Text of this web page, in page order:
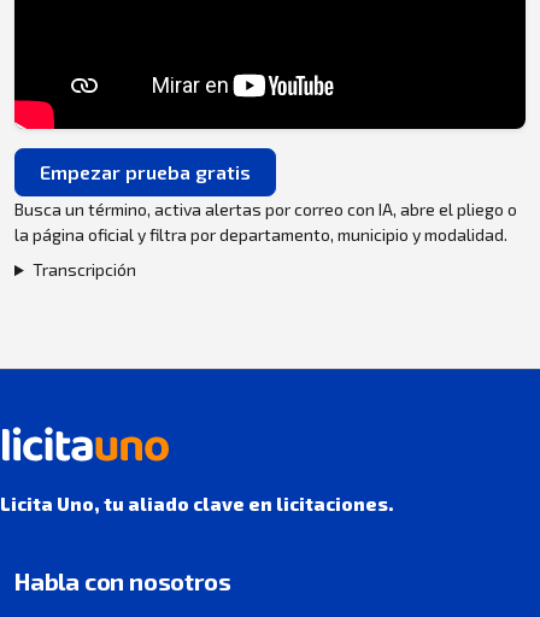
Empezar prueba gratis
Busca un término, activa alertas por correo con IA, abre el pliego o
la página oficial y filtra por departamento, municipio y modalidad.
Transcripción
Licita Uno, tu aliado clave en licitaciones.
Habla con nosotros